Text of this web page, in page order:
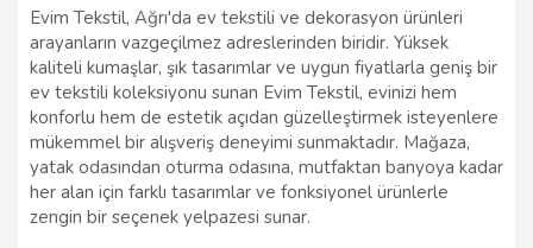
Evim Tekstil, Ağrı'da ev tekstili ve dekorasyon ürünleri
arayanların vazgeçilmez adreslerinden biridir. Yüksek
kaliteli kumaşlar, şık tasarımlar ve uygun fiyatlarla geniş bir
ev tekstili koleksiyonu sunan Evim Tekstil, evinizi hem
konforlu hem de estetik açıdan güzelleştirmek isteyenlere
mükemmel bir alışveriş deneyimi sunmaktadır. Mağaza,
yatak odasından oturma odasına, mutfaktan banyoya kadar
her alan için farklı tasarımlar ve fonksiyonel ürünlerle
zengin bir seçenek yelpazesi sunar.